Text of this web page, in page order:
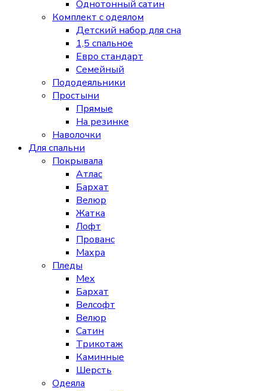
Однотонный сатин
Комплект с одеялом
Детский набор для сна
1,5 спальное
Евро стандарт
Семейный
Пододеяльники
Простыни
Прямые
На резинке
Наволочки
Для спальни
Покрывала
Атлас
Бархат
Велюр
Жатка
Лофт
Прованс
Махра
Пледы
Мех
Бархат
Велсофт
Велюр
Сатин
Трикотаж
Каминные
Шерсть
Одеяла